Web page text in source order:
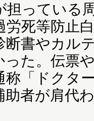
っている
労死等防止
断書やカル
った。伝票
称「ドクタ
助者が肩代